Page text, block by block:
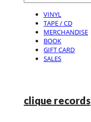
VINYL
TAPE / CD
MERCHANDISE
BOOK
GIFT CARD
SALES
clique records